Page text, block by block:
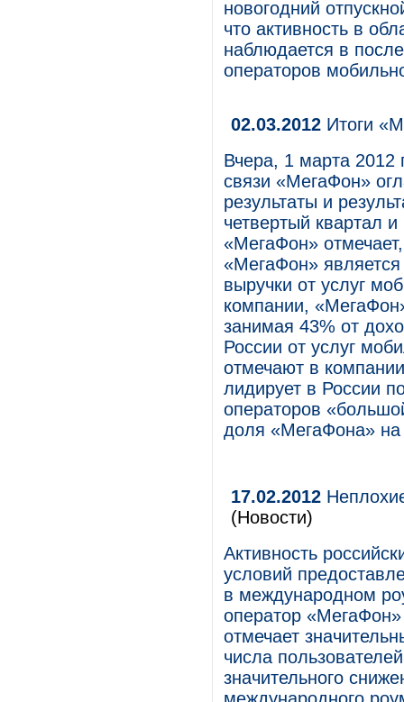
новогодний
что активность в
наблюдается в
операторов
02.03.2012 Итоги
Вчера, 1 марта 2012
связи «МегаФон»
результаты и
четвертый квартал
«МегаФон»
«МегаФон»
выручки от услуг
компании,
занимая 43% от
России от услуг
отмечают в
лидирует в России
операторов
доля «МегаФона» на
17.02.2012
(Новости)
Активность
условий
в международном
оператор «МегаФон»
отмечает
числа
значительного